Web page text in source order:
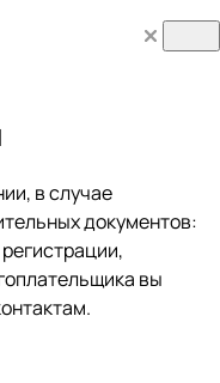
в случае
документов:
вы